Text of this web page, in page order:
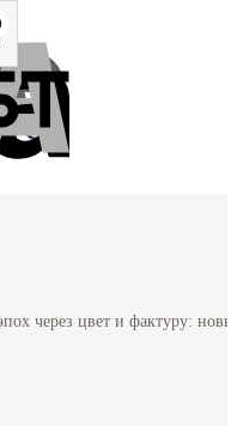
через цвет и фактуру: